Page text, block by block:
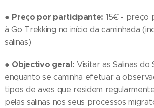
● Preço por participante: 15€ - preço
à Go Trekking no início da caminhada
salinas)
● Objectivo geral: Visitar as Salinas do
enquanto se caminha efetuar a
tipos de aves que residem
pelas salinas nos seus processos